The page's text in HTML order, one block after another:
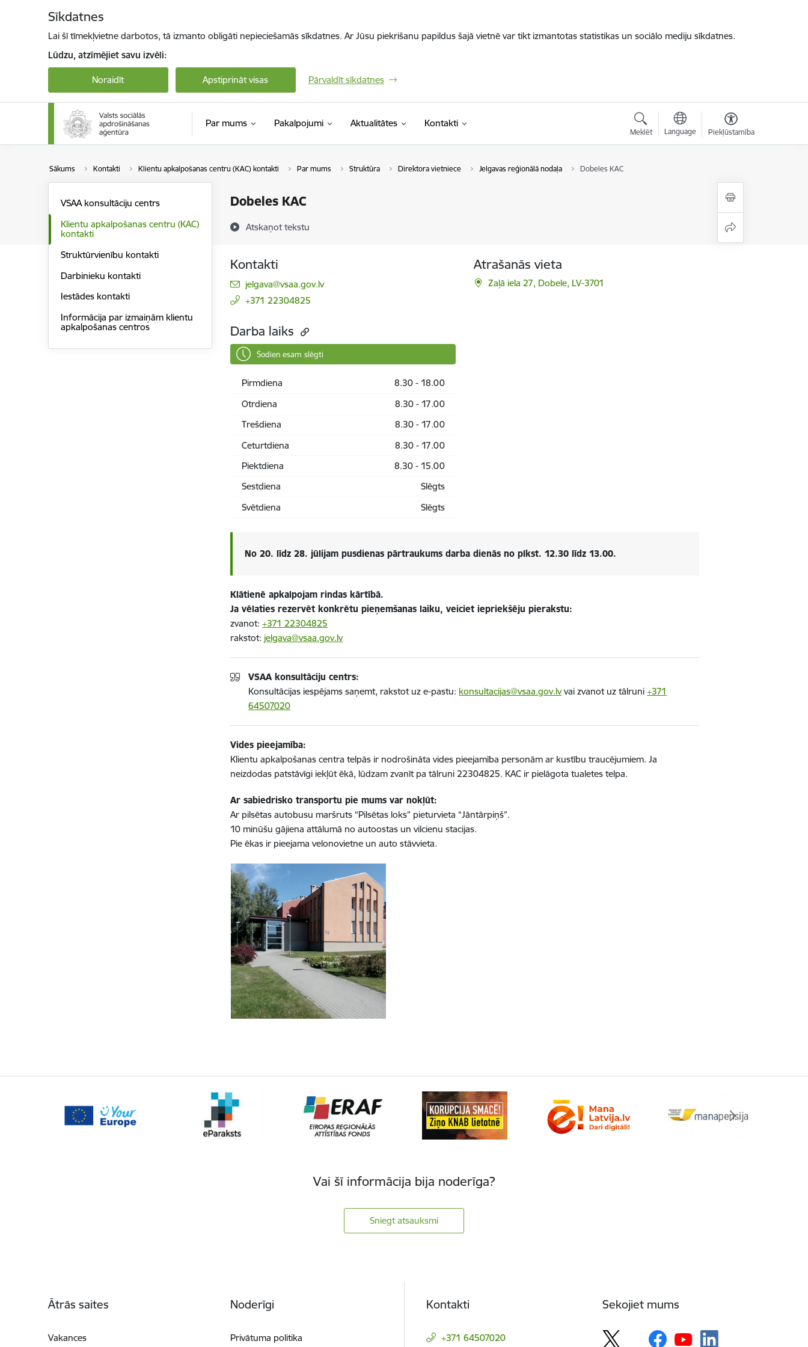
Sīkdatnes
Lai šī tīmekļvietne darbotos, tā izmanto obligāti nepieciešamās sīkdatnes. Ar Jūsu piekrišanu papildus šajā vietnē var tikt izmantotas statistikas un sociālo mediju sīkdatnes.
Lūdzu, atzīmējiet savu izvēli:
Noraidīt Apstiprināt visas Pārvaldīt sīkdatnes
Par mums Pakalpojumi Aktualitātes Kontakti
Meklēt Language Piekļūstamība
Sākums Kontakti Klientu apkalpošanas centru (KAC) kontakti Par mums Struktūra Direktora vietniece Jelgavas reģionālā nodaļa Dobeles KAC
Dobeles KAC
Atskaņot tekstu
VSAA konsultāciju centrs
Klientu apkalpošanas centru (KAC)
kontakti
Struktūrvienību kontakti
Darbinieku kontakti
Iestādes kontakti
Informācija par izmaiņām klientu
apkalpošanas centros
Kontakti
E-pasts:
jelgava@vsaa.gov.lv
+371 22304825
Atrašanās vieta
Zaļā iela 27, Dobele, LV-3701
Darba laiks
Šodien esam slēgti
Pirmdiena
8.30 - 18.00
Otrdiena
8.30 - 17.00
Trešdiena
8.30 - 17.00
Ceturtdiena
8.30 - 17.00
Piektdiena
8.30 - 15.00
Sestdiena
Slēgts
Svētdiena
Slēgts
No 20. līdz 28. jūlijam pusdienas pārtraukums darba dienās no plkst. 12.30 līdz 13.00.
Klātienē apkalpojam rindas kārtībā.
Ja vēlaties rezervēt konkrētu pieņemšanas laiku, veiciet iepriekšēju pierakstu:
zvanot:+371 22304825
rakstot: jelgava@vsaa.gov.lv
VSAA konsultāciju centrs:
Konsultācijas iespējams saņemt, rakstot uz e-pastu: konsultacijas@vsaa.gov.lvvai zvanot uz tālruni+371
64507020
Vides pieejamība:
Klientu apkalpošanas centra telpās ir nodrošināta vides pieejamība personām ar kustību traucējumiem. Ja
neizdodas patstāvīgi iekļūt ēkā, lūdzam zvanīt pa tālruni 22304825. KAC ir pielāgota tualetes telpa.
Ar sabiedrisko transportu pie mums var nokļūt:
Ar pilsētas autobusu maršruts “Pilsētas loks” pieturvieta “Jāntārpiņš”.
10 minūšu gājiena attālumā no autoostas un vilcienu stacijas.
Pie ēkas ir pieejama velonovietne un auto stāvvieta.
Vai šī informācija bija noderīga?
Sniegt atsauksmi
Ātrās saites
Vakances
Noderīgi
Privātuma politika
Kontakti
+371 64507020
Sekojiet mums